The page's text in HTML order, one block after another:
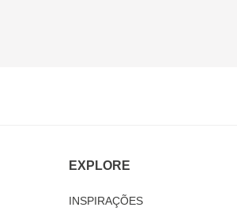
EXPLORE
INSPIRAÇÕES